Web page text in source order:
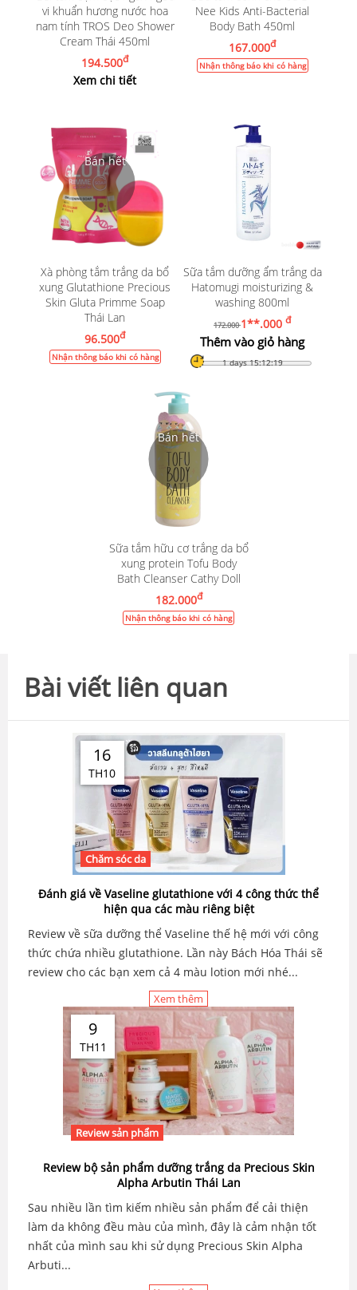
vi khuẩn hương nước hoa
nam tính TROS Deo Shower
Cream Thái 450ml
194.500đ
Xem chi tiết
Nee Kids Anti-Bacterial
Body Bath 450ml
167.000đ
Nhận thông báo khi có hàng
Xà phòng tắm trắng da bổ
xung Glutathione Precious
Skin Gluta Primme Soap
Thái Lan
96.500đ
Nhận thông báo khi có hàng
Sữa tắm dưỡng ẩm trắng da
Hatomugi moisturizing &
washing 800ml
172.0001**.000 đ
Thêm vào giỏ hàng
1 days 15:12:17
Sữa tắm hữu cơ trắng da bổ
xung protein Tofu Body
Bath Cleanser Cathy Doll
182.000đ
Nhận thông báo khi có hàng
Bài viết liên quan
16
TH10
Chăm sóc da
Đánh giá về Vaseline glutathione với 4 công thức thể
hiện qua các màu riêng biệt
Review về sữa dưỡng thể Vaseline thế hệ mới với công
thức chứa nhiều glutathione. Lần này Bách Hóa Thái sẽ
review cho các bạn xem cả 4 màu lotion mới nhé...
Xem thêm
9
TH11
Review sản phẩm
Review bộ sản phẩm dưỡng trắng da Precious Skin
Alpha Arbutin Thái Lan
Sau nhiều lần tìm kiếm nhiều sản phẩm để cải thiện
làm da không đều màu của mình, đây là cảm nhận tốt
nhất của mình sau khi sử dụng Precious Skin Alpha
Arbuti...